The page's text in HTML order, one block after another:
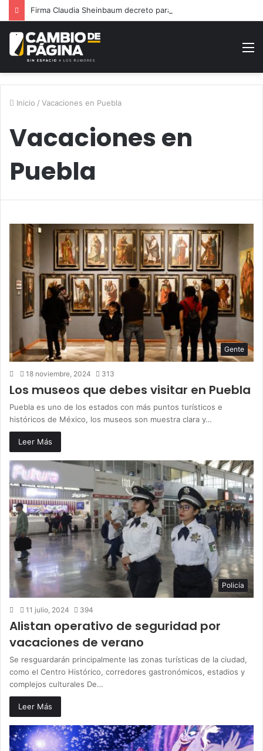
Firma Claudia Sheinbaum decreto para reforestar México
Inicio / Vacaciones en Puebla
Vacaciones en
Puebla
Gente
18 noviembre, 2024 313
Los museos que debes visitar en Puebla
Puebla es uno de los estados con más puntos turísticos e
históricos de México, los museos son muestra clara y…
Leer Más
Policía
11 julio, 2024 394
Alistan operativo de seguridad por
vacaciones de verano
Se resguardarán principalmente las zonas turísticas de la ciudad,
como el Centro Histórico, corredores gastronómicos, estadios y
complejos culturales De…
Leer Más